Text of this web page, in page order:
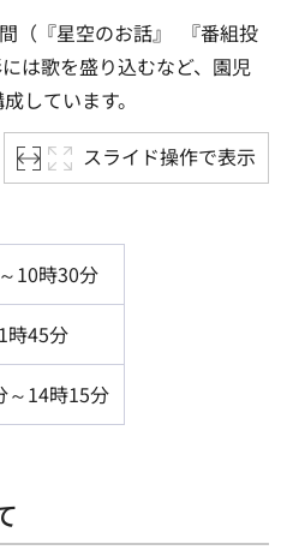
（『星空のお話』 『番組投
は歌を盛り込むなど、園児
しています。
スライド操作で表示
10時30分
時45分
～14時15分